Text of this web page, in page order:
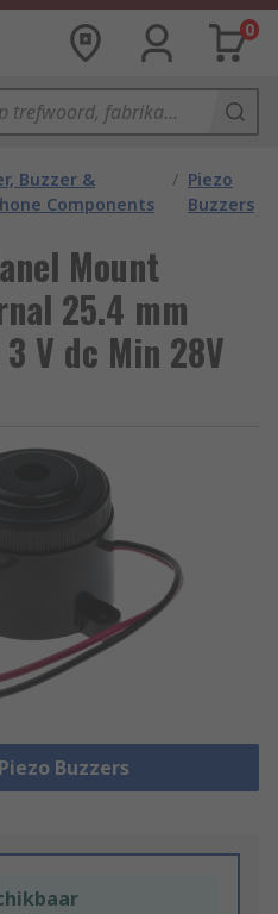
0
Buzzer &
Components
/ Piezo
Buzzers
Mount
25.4 mm
V dc Min 28V
Buzzers